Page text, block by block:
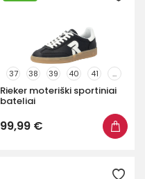
37 38 39 40 41 ...
Rieker moteriški sportiniai
bateliai
99,99 €